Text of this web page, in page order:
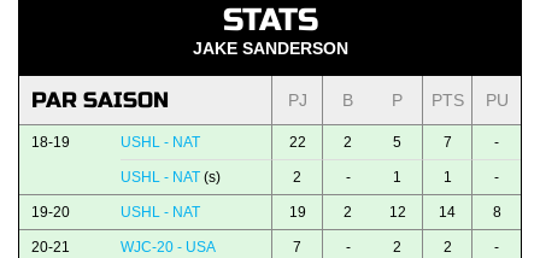
STATS
JAKE SANDERSON
PAR SAISON PJ B P PTS PU
18-19 USHL - NAT 22 2 5 7 -
USHL - NAT (s) 2 - 1 1 -
19-20 USHL - NAT 19 2 12 14 8
20-21 WJC-20 - USA 7 - 2 2 -